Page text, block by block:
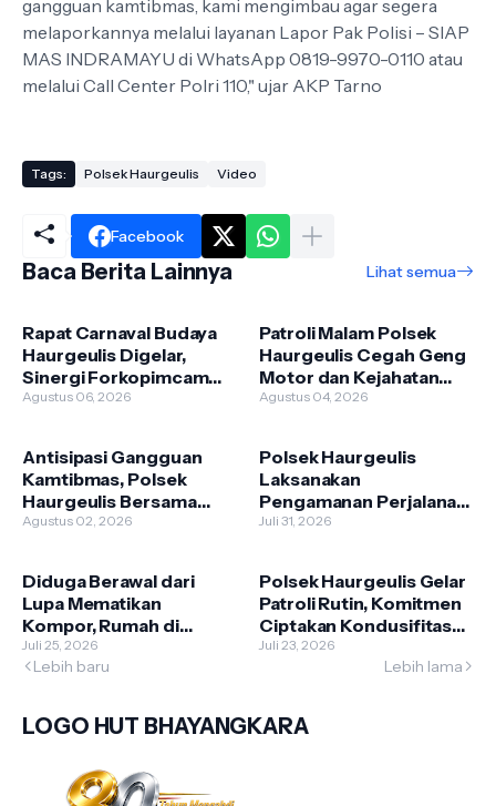
gangguan kamtibmas, kami mengimbau agar segera
melaporkannya melalui layanan Lapor Pak Polisi – SIAP
MAS INDRAMAYU di WhatsApp 0819-9970-0110 atau
melalui Call Center Polri 110," ujar AKP Tarno
Tags: Polsek Haurgeulis Video
Facebook
Baca Berita Lainnya Lihat semua
Rapat Carnaval Budaya
Haurgeulis Digelar,
Sinergi Forkopimcam
Sambut HUT ke-81 RI
Agustus 06, 2026
Patroli Malam Polsek
Haurgeulis Cegah Geng
Motor dan Kejahatan
Jalanan
Agustus 04, 2026
Antisipasi Gangguan
Kamtibmas, Polsek
Haurgeulis Bersama
Koramil Gelar Patroli di
Agustus 02, 2026
Polsek Haurgeulis
Laksanakan
Pengamanan Perjalanan
Kereta VVIP Presiden
Juli 31, 2026
Diduga Berawal dari
Lupa Mematikan
Kompor, Rumah di
Haurgeulis Dilalap Api
Juli 25, 2026
Polsek Haurgeulis Gelar
Patroli Rutin, Komitmen
Ciptakan Kondusifitas
Wilayah
Juli 23, 2026
Lebih baru Lebih lama
LOGO HUT BHAYANGKARA